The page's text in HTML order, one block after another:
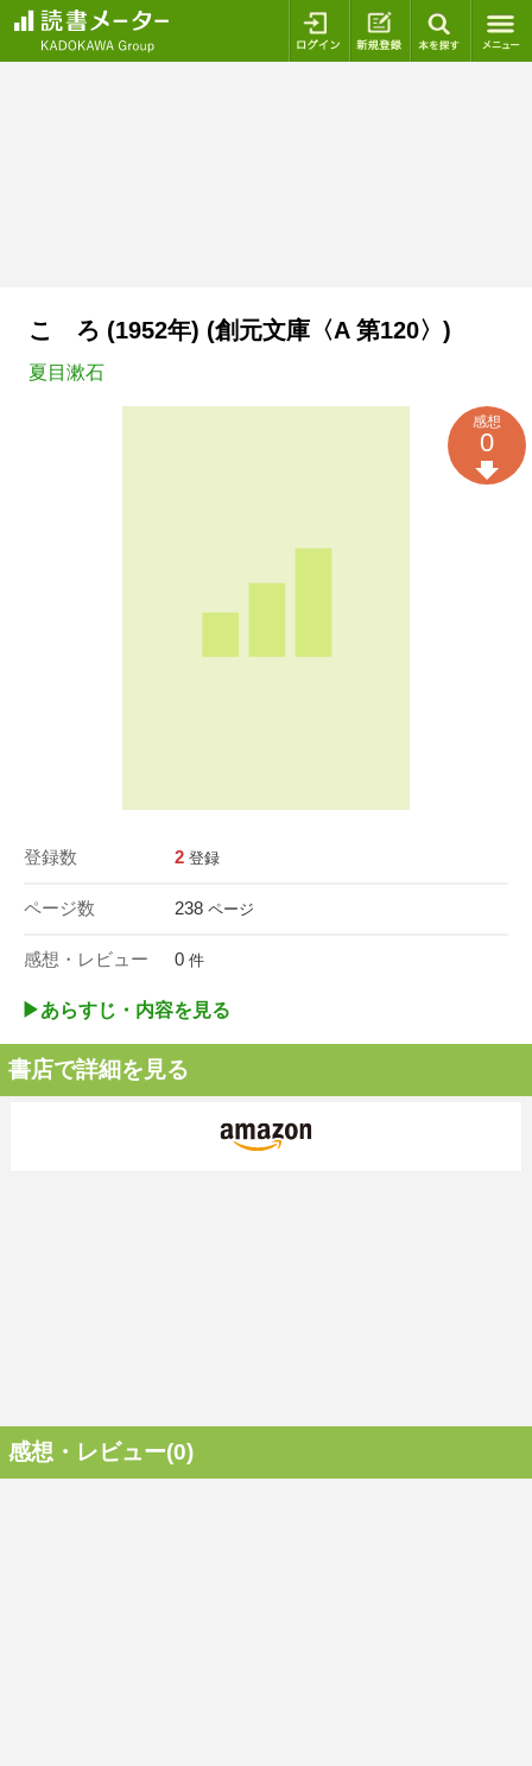
ログイン 新規登録
こゝろ (1952年) (創元文庫〈A 第120〉)
夏目漱石
登録数 2 登録
ページ数 238 ページ
感想・レビュー 0 件
感想
0
▶︎あらすじ・内容を見る
書店で詳細を見る
感想・レビュー(0)